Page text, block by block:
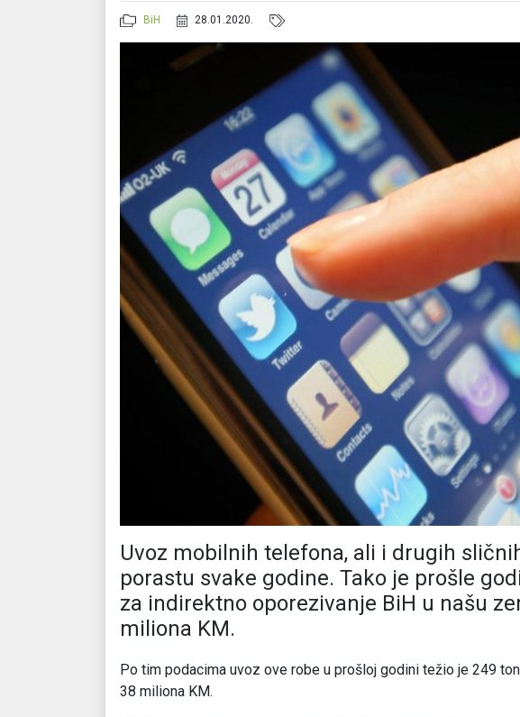
BiH 28.01.2020.
Uvoz mobilnih telefona, ali i drugih
porastu svake godine. Tako je prošle
za indirektno oporezivanje BiH u našu
miliona KM.
Po tim podacima uvoz ove robe u prošloj godini težio je 249
38 miliona KM.